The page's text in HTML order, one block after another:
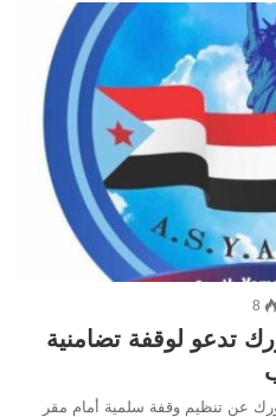
8
تدعو لوقفة تضامنية
عن تنظيم وقفة سلمية أمام مقر